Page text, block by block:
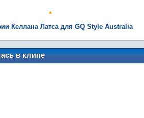
Келлана Латса для GQ Style Australia
в клипе
Роба) на песню